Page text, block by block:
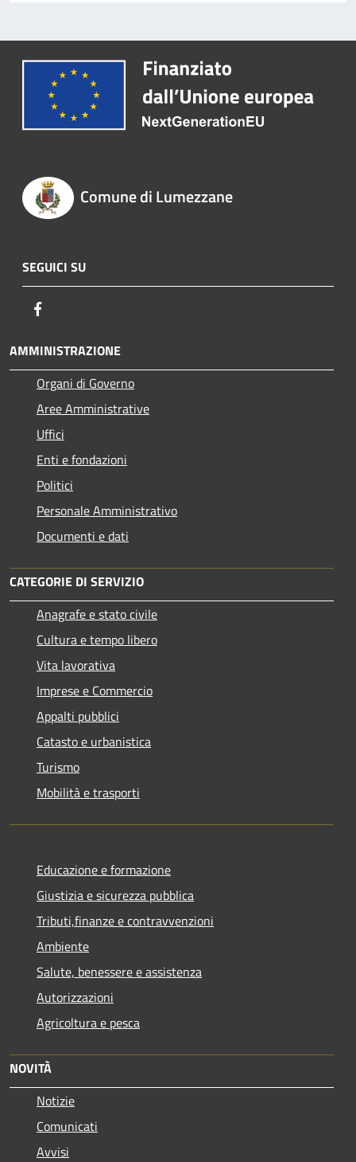
Comune di Lumezzane
SEGUICI SU
AMMINISTRAZIONE
Organi di Governo
Aree Amministrative
Uffici
Enti e fondazioni
Politici
Personale Amministrativo
Documenti e dati
CATEGORIE DI SERVIZIO
Anagrafe e stato civile
Cultura e tempo libero
Vita lavorativa
Imprese e Commercio
Appalti pubblici
Catasto e urbanistica
Turismo
Mobilità e trasporti
Educazione e formazione
Giustizia e sicurezza pubblica
Tributi,finanze e contravvenzioni
Ambiente
Salute, benessere e assistenza
Autorizzazioni
Agricoltura e pesca
NOVITÀ
Notizie
Comunicati
Avvisi